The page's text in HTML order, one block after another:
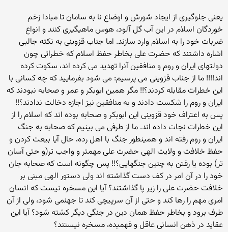
یعنی جلوگیری از ایجاد شورش و اوضاع نا به سامان تا مبادا زخم
خوردگان اسلام در این آب گل آلود، هوس ماهیگیری کنند و انواع
ضربات خود را به اسلام وارد سازند. اما جناب قزوینی به نکته جالبی
اشاره داشتند که حضرت علی بخاطر حفظ اسلام که خطراتی چون
دولتهای ایران و روم و منافقین آنرا تهدید می کرده اند، سکوت کرده
اند!!!! ما از جناب قزوینی می پرسیم: می شود بفرمایید که چه کسانی با
این خطرات مقابله کردند؟!! مگر همین ابوبکر و عمر و صحابه نبودند که
ایران و روم را شکست دادند و به منافقین نیز اجازه دخالت ندادند؟!!
پس به اعتراف خود قزوینی این ابوبکر و صحابه بوده اند که اسلام را از
این خطرات نجات داده اند. ما از طرفی می بینیم که صحابه به جنگ
ایران و روم رفته اند و همینطور جنگ با اهل رده، حال آیا بیعت کردن و
حفظ خلافت و ولایت الهی حضرت علی مهمتر و واجب تر(و حتی آسان
تر) بوده یا رفتن به چنین جنگهایی؟!! پس چگونه است که صحابه جان
خود را در آن امر در کف دست گذاشته اند ولی دستور الهی مبنی بر
خلافت حضرت علی را زیر پا گذاشتند؟ آیا این مسخره نیست که انسان
امری مهم را رها کند و حتی از آن سرپیچی کند تا جهنمی شود، ولی از آن
طرف برود و بخاطر حفظ همان دین در جنگی دیگر کشته شود؟ آیا این
عقاید در ذهن انسانی عاقل و فهمیده، مسخره نیستند؟